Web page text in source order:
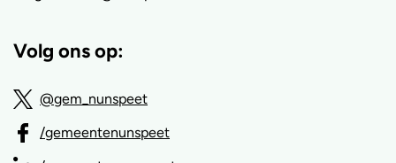
Volg ons op:
@gem_nunspeet
/gemeentenunspeet